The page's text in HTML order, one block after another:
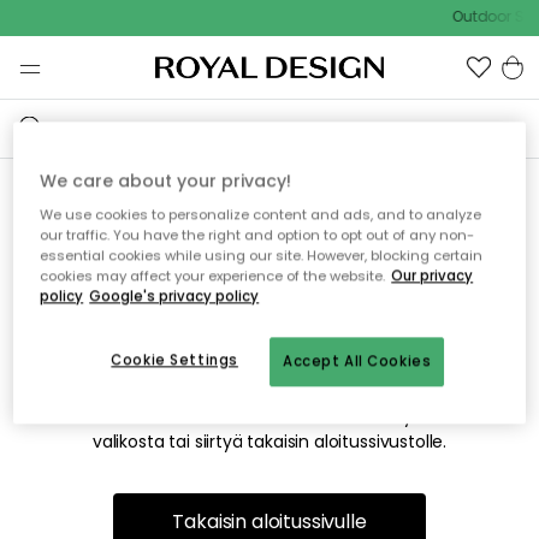
Outdoor
Emme valitettavasti löydä
etsimääsi sivua
Tämä voi johtua siitä, että sivua ei enää ole tai siitä, että se
on siirretty muualle. Pahoittelemme tästä mahdollisesti
valikosta tai siirtyä takaisin aloitussivustolle.
Takaisin aloitussivulle
We care about your privacy!
We use cookies to personalize content and ads, and to analyze
our traffic. You have the right and option to opt out of any non-
essential cookies while using our site. However, blocking certain
cookies may affect your experience of the website. Our privacy
policy Google's privacy policy
Accept All Cookies
Cookie Settings